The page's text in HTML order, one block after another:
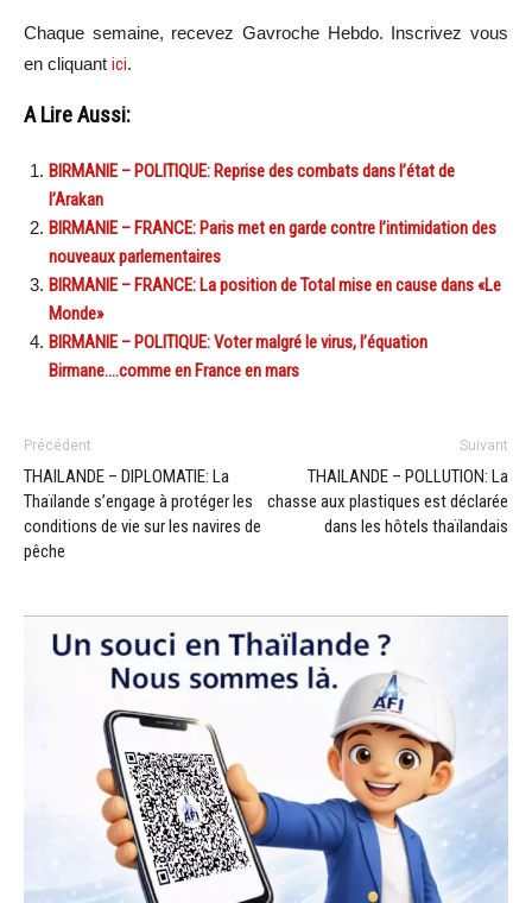
Chaque semaine, recevez Gavroche Hebdo. Inscrivez vous
en cliquant ici.
A Lire Aussi:
BIRMANIE – POLITIQUE: Reprise des combats dans l’état de
l’Arakan
BIRMANIE – FRANCE: Paris met en garde contre l’intimidation des
nouveaux parlementaires
BIRMANIE – FRANCE: La position de Total mise en cause dans «Le
Monde»
BIRMANIE – POLITIQUE: Voter malgré le virus, l’équation
Birmane….comme en France en mars
Précédent
THAILANDE – DIPLOMATIE: La
Thaïlande s’engage à protéger les
conditions de vie sur les navires de
pêche
Suivant
THAILANDE – POLLUTION: La
chasse aux plastiques est déclarée
dans les hôtels thaïlandais